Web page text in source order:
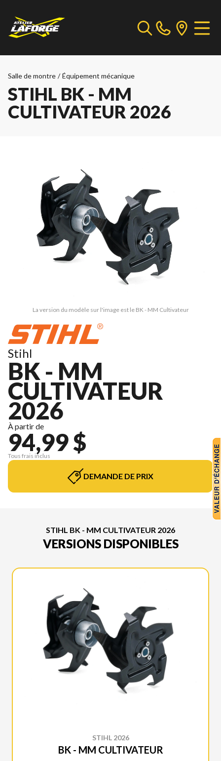
Salle de montre / Équipement mécanique
STIHL BK - MM
CULTIVATEUR 2026
La version du modèle sur l'image est le BK - MM Cultivateur
Stihl
BK - MM
CULTIVATEUR
2026
À partir de
94,99 $
Tous frais inclus
DEMANDE DE PRIX
STIHL BK - MM CULTIVATEUR 2026
VERSIONS DISPONIBLES
STIHL 2026
BK - MM CULTIVATEUR